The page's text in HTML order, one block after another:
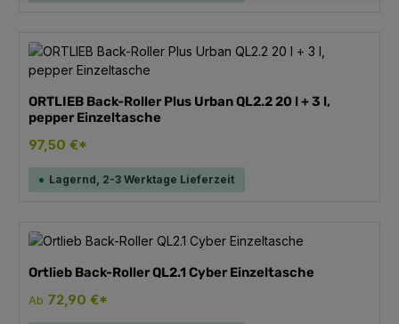
ORTLIEB Back-Roller Plus Urban QL2.2 20 l + 3 l,
pepper Einzeltasche
97,50 €*
Lagernd, 2-3 Werktage Lieferzeit
Ortlieb Back-Roller QL2.1 Cyber Einzeltasche
Ab 72,90 €*